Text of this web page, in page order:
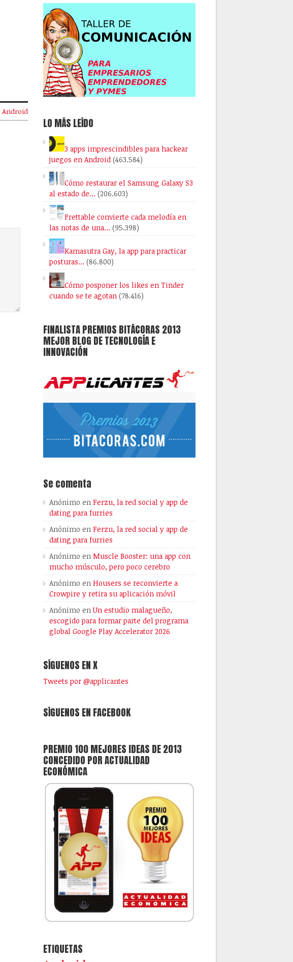
Android
LO MÁS LEÍDO
3 apps imprescindibles para hackear
juegos en Android (463.584)
Cómo restaurar el Samsung Galaxy S3
al estado de… (206.603)
Frettable convierte cada melodía en
las notas de una… (95.398)
Kamasutra Gay, la app para practicar
posturas… (86.800)
Cómo posponer los likes en Tinder
cuando se te agotan (78.416)
FINALISTA PREMIOS BITÁCORAS 2013
MEJOR BLOG DE TECNOLOGÍA E
INNOVACIÓN
Se comenta
Anónimo en Ferzu, la red social y app de
dating para furries
Anónimo en Ferzu, la red social y app de
dating para furries
Anónimo en Muscle Booster: una app con
mucho músculo, pero poco cerebro
Anónimo en Housers se reconvierte a
Crowpire y retira su aplicación móvil
Anónimo enUn estudio malagueño,
escogido para formar parte del programa
global Google Play Accelerator 2026
SÍGUENOS EN X
Tweets por @applicantes
SÍGUENOS EN FACEBOOK
PREMIO 100 MEJORES IDEAS DE 2013
CONCEDIDO POR ACTUALIDAD
ECONÓMICA
ETIQUETAS